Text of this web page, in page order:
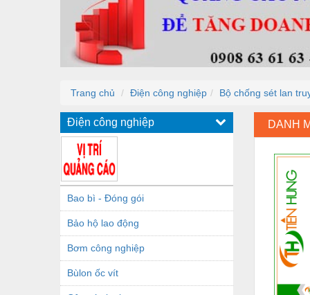
Trang chủ Điện công nghiệp Bộ chống sét lan
Điện công nghiệp
Bao bì - Đóng gói
Bảo hộ lao động
Bơm công nghiệp
Bùlon ốc vít
DANH